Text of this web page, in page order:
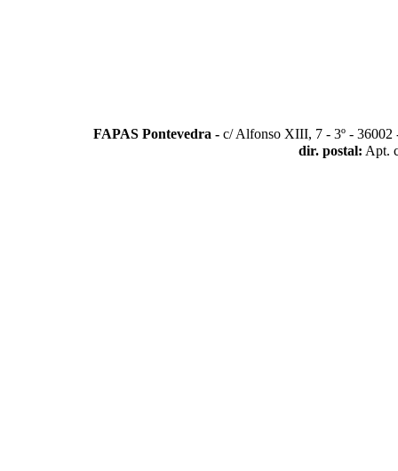
FAPAS Pontevedra - c/ Alfonso XIII, 7 - 3º -
dir. postal: Apt.